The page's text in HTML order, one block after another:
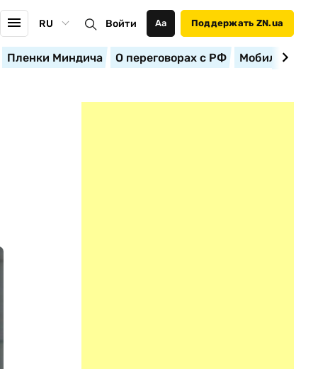
RU Войти Аа Поддержать ZN.ua
Пленки Миндича О переговорах с РФ